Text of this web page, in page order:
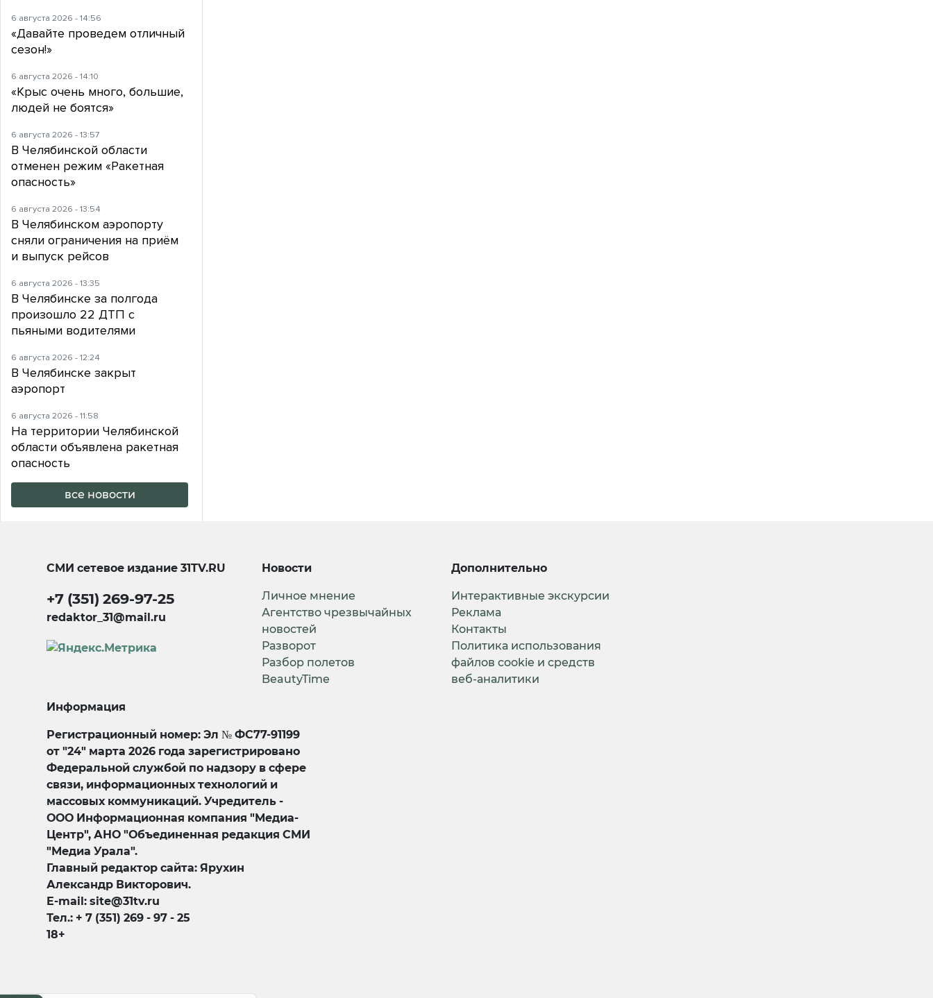
6 августа 2026 - 14:56
«Давайте проведем отличный
сезон!»
6 августа 2026 - 14:10
«Крыс очень много, большие,
людей не боятся»
6 августа 2026 - 13:57
В Челябинской области
отменен режим «Ракетная
опасность»
6 августа 2026 - 13:54
В Челябинском аэропорту
сняли ограничения на приём
и выпуск рейсов
6 августа 2026 - 13:35
В Челябинске за полгода
произошло 22 ДТП с
пьяными водителями
6 августа 2026 - 12:24
В Челябинске закрыт
аэропорт
6 августа 2026 - 11:58
На территории Челябинской
области объявлена ракетная
опасность
все новости
СМИ сетевое издание31TV.RU
+7 (351) 269-97-25
redaktor_31@mail.ru
Новости
Личное мнение
Агентство чрезвычайных
новостей
Разворот
Разбор полетов
BeautyTime
Дополнительно
Интерактивные экскурсии
Реклама
Контакты
Политика использования
файлов cookie и средств
веб-аналитики
Информация
Регистрационный номер: Эл № ФС77-91199
от "24" марта 2026 года зарегистрировано
Федеральной службой по надзору в сфере
связи, информационных технологий и
массовых коммуникаций. Учредитель -
ООО Информационная компания "Медиа-
Центр", АНО "Объединенная редакция СМИ
"Медиа Урала".
Главный редактор сайта: Ярухин
Александр Викторович.
E-mail: site@31tv.ru
Тел.: + 7 (351) 269 - 97 - 25
18+